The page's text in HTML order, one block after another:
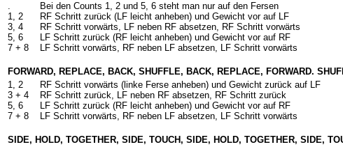
.
1, 2
3, 4
5, 6
7 + 8
Bei den Counts 1, 2 und 5, 6 steht man nur auf den Fersen
RF Schritt zurück (LF leicht anheben) und Gewicht vor auf LF
RF Schritt vorwärts, LF neben RF absetzen, RF Schritt vorwärts
LF Schritt zurück (RF leicht anheben) und Gewicht vor auf RF
LF Schritt vorwärts, RF neben LF absetzen, LF Schritt vorwärts
FORWARD, REPLACE, BACK, SHUFFLE, BACK, REPLACE, FORWARD.
1, 2
3 + 4
5, 6
7 + 8
RF Schritt vorwärts (linke Ferse anheben) und Gewicht zurück auf LF
RF Schritt zurück, LF neben RF absetzen, RF Schritt zurück
LF Schritt zurück (RF leicht anheben) und Gewicht vor auf RF
LF Schritt vorwärts, RF neben LF absetzen, LF Schritt vorwärts
SIDE, HOLD, TOGETHER, SIDE, TOUCH, SIDE, HOLD, TOGETHER, SIDE,